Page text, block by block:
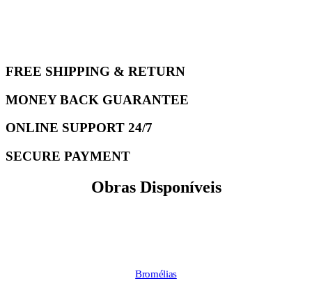
FREE SHIPPING & RETURN
MONEY BACK GUARANTEE
ONLINE SUPPORT 24/7
SECURE PAYMENT
Obras Disponíveis
Bromélias